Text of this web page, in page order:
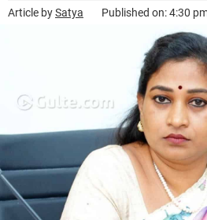
Article bySatya Published on: 4:30